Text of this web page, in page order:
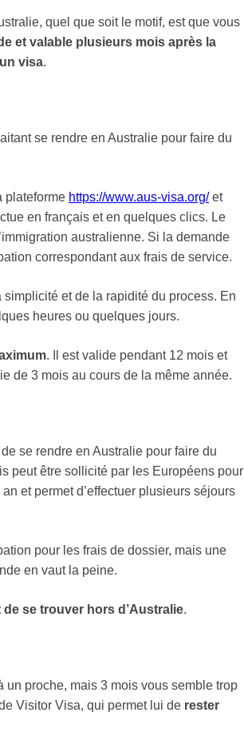
quel que soit le motif, est que vous
et valable plusieurs mois après la
visa.
se rendre en Australie pour faire du
plateforme https://www.aus-visa.org/et
en français et en quelques clics. Le
australienne. Si la demande
correspondant aux frais de service.
et de la rapidité du process. En
heures ou quelques jours.
. Il est valide pendant 12 mois et
de 3 mois au cours de la même année.
se rendre en Australie pour faire du
peut être sollicité par les Européens pour
et permet d’effectuer plusieurs séjours
pour les frais de dossier, mais une
en vaut la peine.
se trouver hors d’Australie.
proche, mais 3 mois vous semble trop
Visitor Visa, qui permet lui de rester